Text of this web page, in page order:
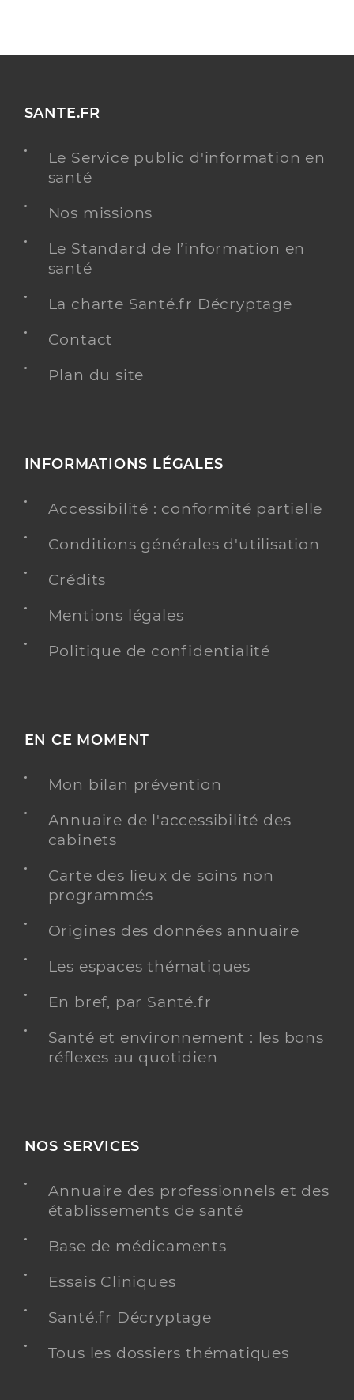
SANTE.FR
Le Service public d'information en
santé
Nos missions
Le Standard de l’information en
santé
La charte Santé.fr Décryptage
Contact
Plan du site
INFORMATIONS LÉGALES
Accessibilité : conformité partielle
Conditions générales d'utilisation
Crédits
Mentions légales
Politique de confidentialité
EN CE MOMENT
Mon bilan prévention
Annuaire de l'accessibilité des
cabinets
Carte des lieux de soins non
programmés
Origines des données annuaire
Les espaces thématiques
En bref, par Santé.fr
Santé et environnement : les bons
réflexes au quotidien
NOS SERVICES
Annuaire des professionnels et des
établissements de santé
Base de médicaments
Essais Cliniques
Santé.fr Décryptage
Tous les dossiers thématiques